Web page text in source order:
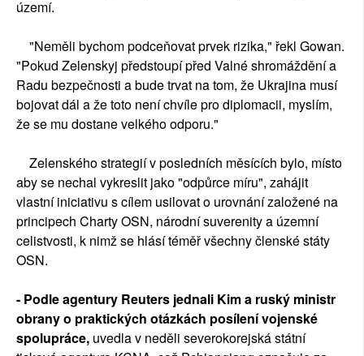
území.
"Neměli bychom podceňovat prvek rizika," řekl Gowan.
"Pokud Zelenskyj předstoupí před Valné shromáždění a
Radu bezpečnosti a bude trvat na tom, že Ukrajina musí
bojovat dál a že toto není chvíle pro diplomacii, myslím,
že se mu dostane velkého odporu."
Zelenského strategií v posledních měsících bylo, místo
aby se nechal vykreslit jako "odpůrce míru", zahájit
vlastní iniciativu s cílem usilovat o urovnání založené na
principech Charty OSN, národní suverenity a územní
celistvosti, k nimž se hlásí téměř všechny členské státy
OSN.
- Podle agentury Reuters jednali Kim a ruský ministr
obrany o praktických otázkách posílení vojenské
spolupráce, uvedla v neděli severokorejská státní